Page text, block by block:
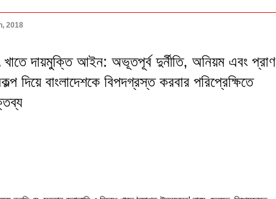
2018
খাতে দায়মুক্তি আইন: অভূতপূর্ব দুর্নীতি, অনিয়ম এবং প্রাণ
দিয়ে বাংলাদেশকে বিপদগ্রস্ত করবার পরিপ্রেক্ষিতে